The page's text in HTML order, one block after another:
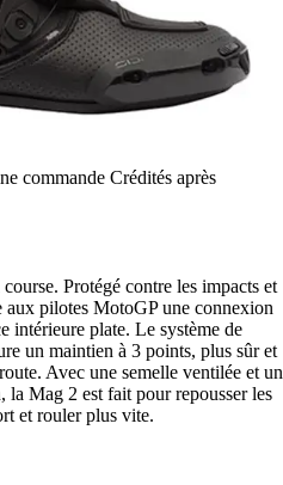
commande Crédités après
Protégé contre les impacts et
pilotes MotoGP une connexion
intérieure plate. Le système de
un maintien à 3 points, plus sûr et
Avec une semelle ventilée et un
Mag 2 est fait pour repousser les
et rouler plus vite.